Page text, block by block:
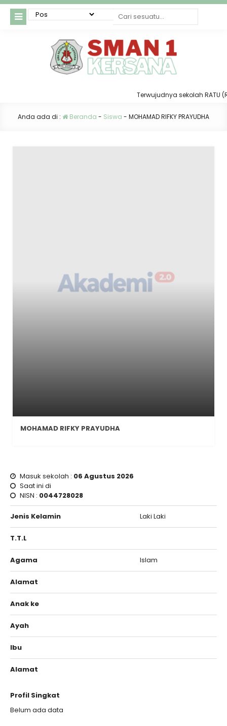
Terwujudnya sekolah RATU
Anda ada di : Beranda - Siswa - MOHAMAD RIFKY PRAYUDHA
MOHAMAD RIFKY PRAYUDHA
Masuk sekolah : 06 Agustus 2026
Saat ini di
NISN : 0044728028
Jenis Kelamin Laki Laki
T.T.L
Agama Islam
Alamat
Anak ke
Ayah
Ibu
Alamat
Profil Singkat
Belum ada data